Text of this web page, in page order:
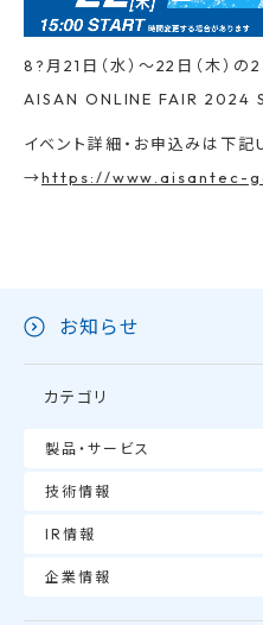
8?月21日（水）〜22日（木）の
AISAN ONLINE FAIR 2024
イベント詳細・お申込みは下記
→https://www.aisantec-
お知らせ
カテゴリ
製品・サービス
技術情報
IR情報
企業情報